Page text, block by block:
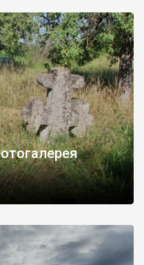
бо то улюблений
ціла колекція
відносно невелике, […]